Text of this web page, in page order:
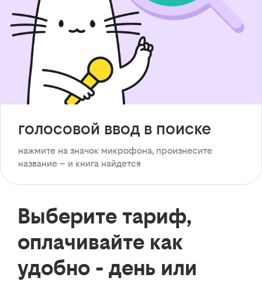
голосовой ввод в поиске
нажмите на значок микрофона, произнесите
название – и книга найдется
Выберите тариф,
оплачивайте как
удобно - день или